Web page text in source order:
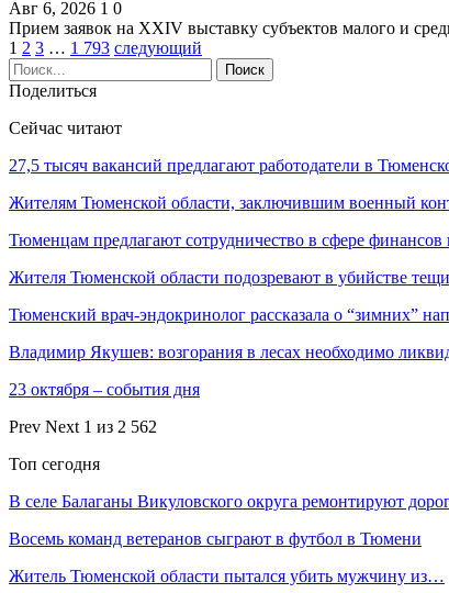
Авг 6, 2026 1 0
Прием заявок на XXIV выставку субъектов малого и
1 2 3 … 1 793 следующий
Поделиться
Сейчас читают
27,5 тысяч вакансий предлагают работодатели в
Жителям Тюменской области, заключившим военный
Тюменцам предлагают сотрудничество в сфере финансов
Жителя Тюменской области подозревают в убийстве тещи
Тюменский врач-эндокринолог рассказала о “зимних”
Владимир Якушев: возгорания в лесах необходимо
23 октября – события дня
Prev Next 1 из 2 562
Топ сегодня
В селе Балаганы Викуловского округа ремонтируют
Восемь команд ветеранов сыграют в футбол в Тюмени
Житель Тюменской области пытался убить мужчину из…